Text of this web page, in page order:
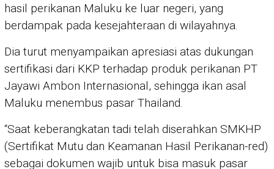
hasil perikanan Maluku ke luar negeri, yang
berdampak pada kesejahteraan di wilayahnya.
Dia turut menyampaikan apresiasi atas dukungan
sertifikasi dari KKP terhadap produk perikanan PT
Jayawi Ambon Internasional, sehingga ikan asal
Maluku menembus pasar Thailand.
“Saat keberangkatan tadi telah diserahkan SMKHP
(Sertifikat Mutu dan Keamanan Hasil Perikanan-red)
sebagai dokumen wajib untuk bisa masuk pasar